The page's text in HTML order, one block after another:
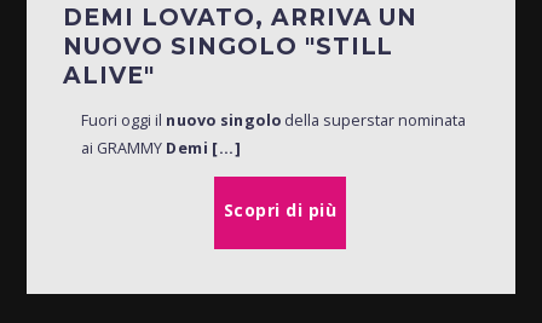
DEMI LOVATO, ARRIVA UN
NUOVO SINGOLO "STILL
ALIVE"
Fuori oggi il nuovo singolo della superstar nominata
ai GRAMMY Demi [...]
Scopri di più